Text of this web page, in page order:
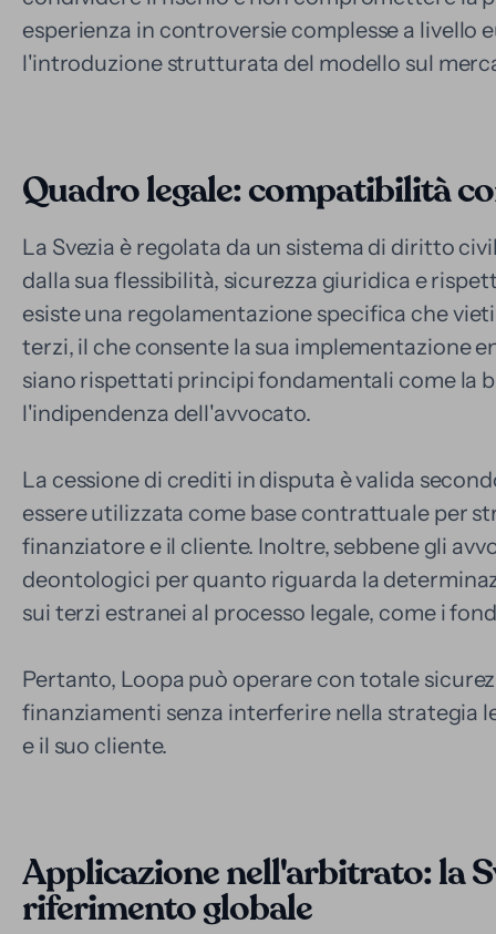
esperienza in controversie complesse a livello
l'introduzione strutturata del modello sul
Quadro legale: compatibilità
La Svezia è regolata da un sistema di diritto
dalla sua flessibilità, sicurezza giuridica e
esiste una regolamentazione specifica che
terzi, il che consente la sua implementazione
siano rispettati principi fondamentali come la
l'indipendenza dell'avvocato.
La cessione di crediti in disputa è valida
essere utilizzata come base contrattuale per
finanziatore e il cliente. Inoltre, sebbene gli
deontologici per quanto riguarda la
sui terzi estranei al processo legale, come i
Pertanto, Loopa può operare con totale
finanziamenti senza interferire nella strategia
e il suo cliente.
Applicazione nell'arbitrato: la
riferimento globale